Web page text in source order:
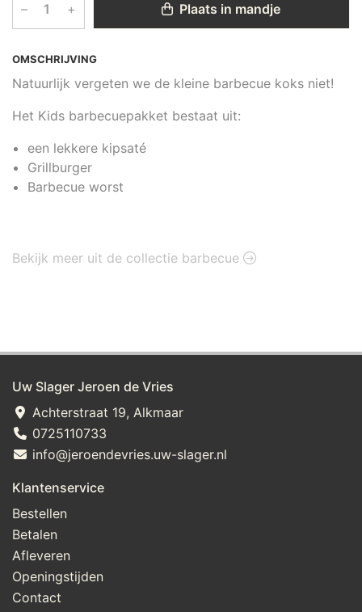
OMSCHRIJVING
Natuurlijk vergeten we de kleine barbecue koks niet!
Het Kids barbecuepakket bestaat uit:
een lekkere kipsaté
Grillburger
Barbecue worst
– + Plaats in mandje
Bekijk meer uit de collectie barbecue
Uw Slager Jeroen de Vries
Achterstraat 19, Alkmaar
0725110733
info@jeroendevries.uw-slager.nl
Klantenservice
Bestellen
Betalen
Afleveren
Openingstijden
Contact